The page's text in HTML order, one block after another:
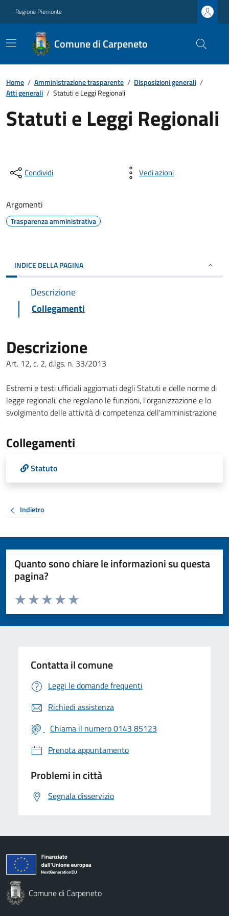
Regione Piemonte
Comune di Carpeneto
Home / Amministrazione trasparente / Disposizioni generali /
Atti generali / Statuti e Leggi Regionali
Statuti e Leggi Regionali
Condividi Vedi azioni
Argomenti
Trasparenza amministrativa
INDICE DELLA PAGINA
Descrizione
Collegamenti
Descrizione
Art. 12, c. 2, d.lgs. n. 33/2013
Estremi e testi ufficiali aggiornati degli Statuti e delle norme di
legge regionali, che regolano le funzioni, l'organizzazione e lo
svolgimento delle attività di competenza dell'amministrazione
Collegamenti
Statuto
Indietro
Quanto sono chiare le informazioni su questa
pagina?
Valuta da 1 a 5 stelle la pagina
Valuta 5 stelle su 5
Valuta 4 stelle su 5
Valuta 3 stelle su 5
Valuta 2 stelle su 5
Valuta 1 stelle su 5
Contatta il comune
Leggi le domande frequenti
Richiedi assistenza
Chiama il numero 0143 85123
Prenota appuntamento
Problemi in città
Segnala disservizio
Comune di Carpeneto